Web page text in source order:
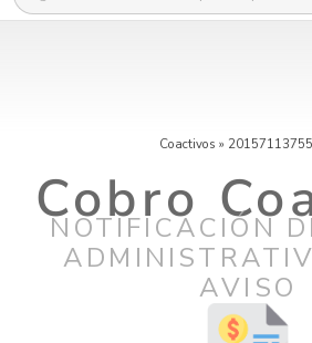
Coactivos »
Cobro
NOTIFICACIÓN
AVISO